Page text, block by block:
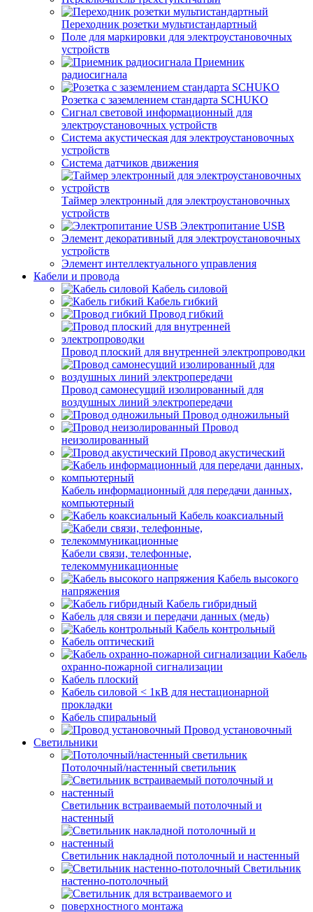
Переходник розетки мультистандартный
Поле для маркировки для электроустановочных
устройств
Приемник
радиосигнала
Розетка с заземлением стандарта SCHUKO
Сигнал световой информационный для
электроустановочных устройств
Система акустическая для электроустановочных
устройств
Система датчиков движения
Таймер электронный для электроустановочных
устройств
Электропитание USB
Элемент декоративный для электроустановочных
устройств
Элемент интеллектуального управления
Кабели и провода
Кабель силовой
Кабель гибкий
Провод гибкий
Провод плоский для внутренней электропроводки
Провод самонесущий изолированный для
воздушных линий электропередачи
Провод одножильный
Провод
неизолированный
Провод акустический
Кабель информационный для передачи данных,
компьютерный
Кабель коаксиальный
Кабели связи, телефонные,
телекоммуникационные
Кабель высокого
напряжения
Кабель гибридный
Кабель для связи и передачи данных (медь)
Кабель контрольный
Кабель оптический
Кабель
охранно-пожарной сигнализации
Кабель плоский
Кабель силовой < 1кВ для нестационарной
прокладки
Кабель спиральный
Провод установочный
Светильники
Потолочный/настенный светильник
Светильник встраиваемый потолочный и
настенный
Светильник накладной потолочный и настенный
Светильник
настенно-потолочный